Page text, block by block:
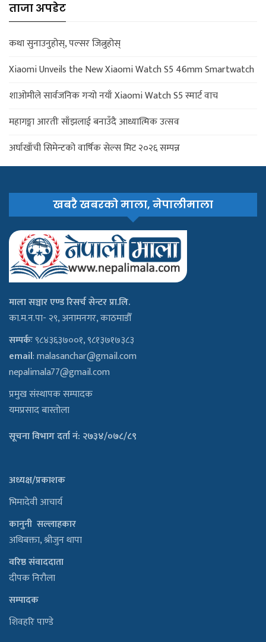
ताजा अपडेट
कथा सुनाउनुहोस्, पल्सर जित्नुहोस्
Xiaomi Unveils the New Xiaomi Watch S5 46mm Smartwatch
शाओमीले सार्वजनिक गर्‍यो नयाँ Xiaomi Watch S5 स्मार्ट वाच
महागङ्गा आरतीः साँझलाई बनाउँदै आध्यात्मिक उत्सव
अर्घाखाँची सिमेन्टको वार्षिक सेल्स मिट २०२६ सम्पन्न
खबरै खबरको माला, नेपालीमाला
माला सञ्चार एण्ड रिसर्च सेन्टर प्रा.लि.
का.म.न.पा- २९, अनामनगर, काठमाडौँ
सम्पर्कः९८४३६३७००१, ९८१३७१७३८३
email:malasanchar@gmail.com
nepalimala77@gmail.com
प्रमुख संस्थापक सम्पादक
यमप्रसाद बास्तोला
सूचना विभाग दर्ता नं: २७३४/०७८/८९
अध्यक्ष/प्रकाशक
भिमादेवी आचार्य
कानुनी सल्लाहकार
अधिबक्ता, श्रीजुन थापा
वरिष्ठ संवाददाता
दीपक निरौला
सम्पादक
शिवहरि पाण्डे